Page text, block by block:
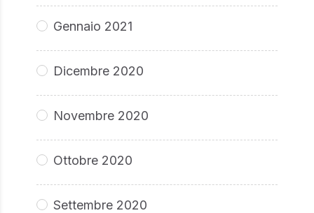
Gennaio 2021
Dicembre 2020
Novembre 2020
Ottobre 2020
Settembre 2020